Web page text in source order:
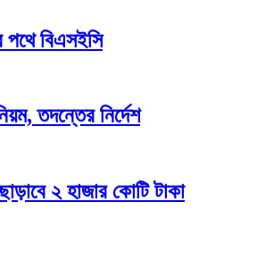
পথে বিএসইসি
তদন্তের নির্দেশ
২ হাজার কোটি টাকা